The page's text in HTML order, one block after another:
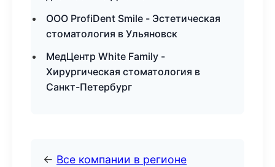
ООО ProfiDent Smile - Эстетическая
стоматология в Ульяновск
МедЦентр White Family -
Хирургическая стоматология в
Санкт-Петербург
← Все компании в регионе